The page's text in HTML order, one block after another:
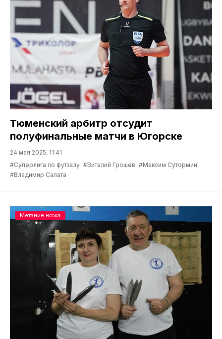
Тюменский арбитр отсудит
полуфинальные матчи в Югорске
24 мая 2025, 11:41
#Суперлига по футзалу #Виталий Грошев #Максим Сутормин
#Владимир Салата
Метание ножа